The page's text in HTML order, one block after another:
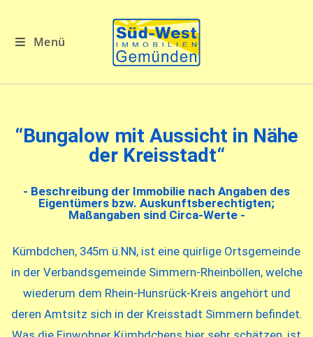
Menü
“Bungalow mit Aussicht in Nähe
der Kreisstadt“
- Beschreibung der Immobilie nach Angaben des
Eigentümers bzw. Auskunftsberechtigten;
Maßangaben sind Circa-Werte -
Kümbdchen, 345m ü.NN, ist eine quirlige Ortsgemeinde
in der Verbandsgemeinde Simmern-Rheinböllen, welche
wiederum dem Rhein-Hunsrück-Kreis angehört und
deren Amtsitz sich in der Kreisstadt Simmern befindet.